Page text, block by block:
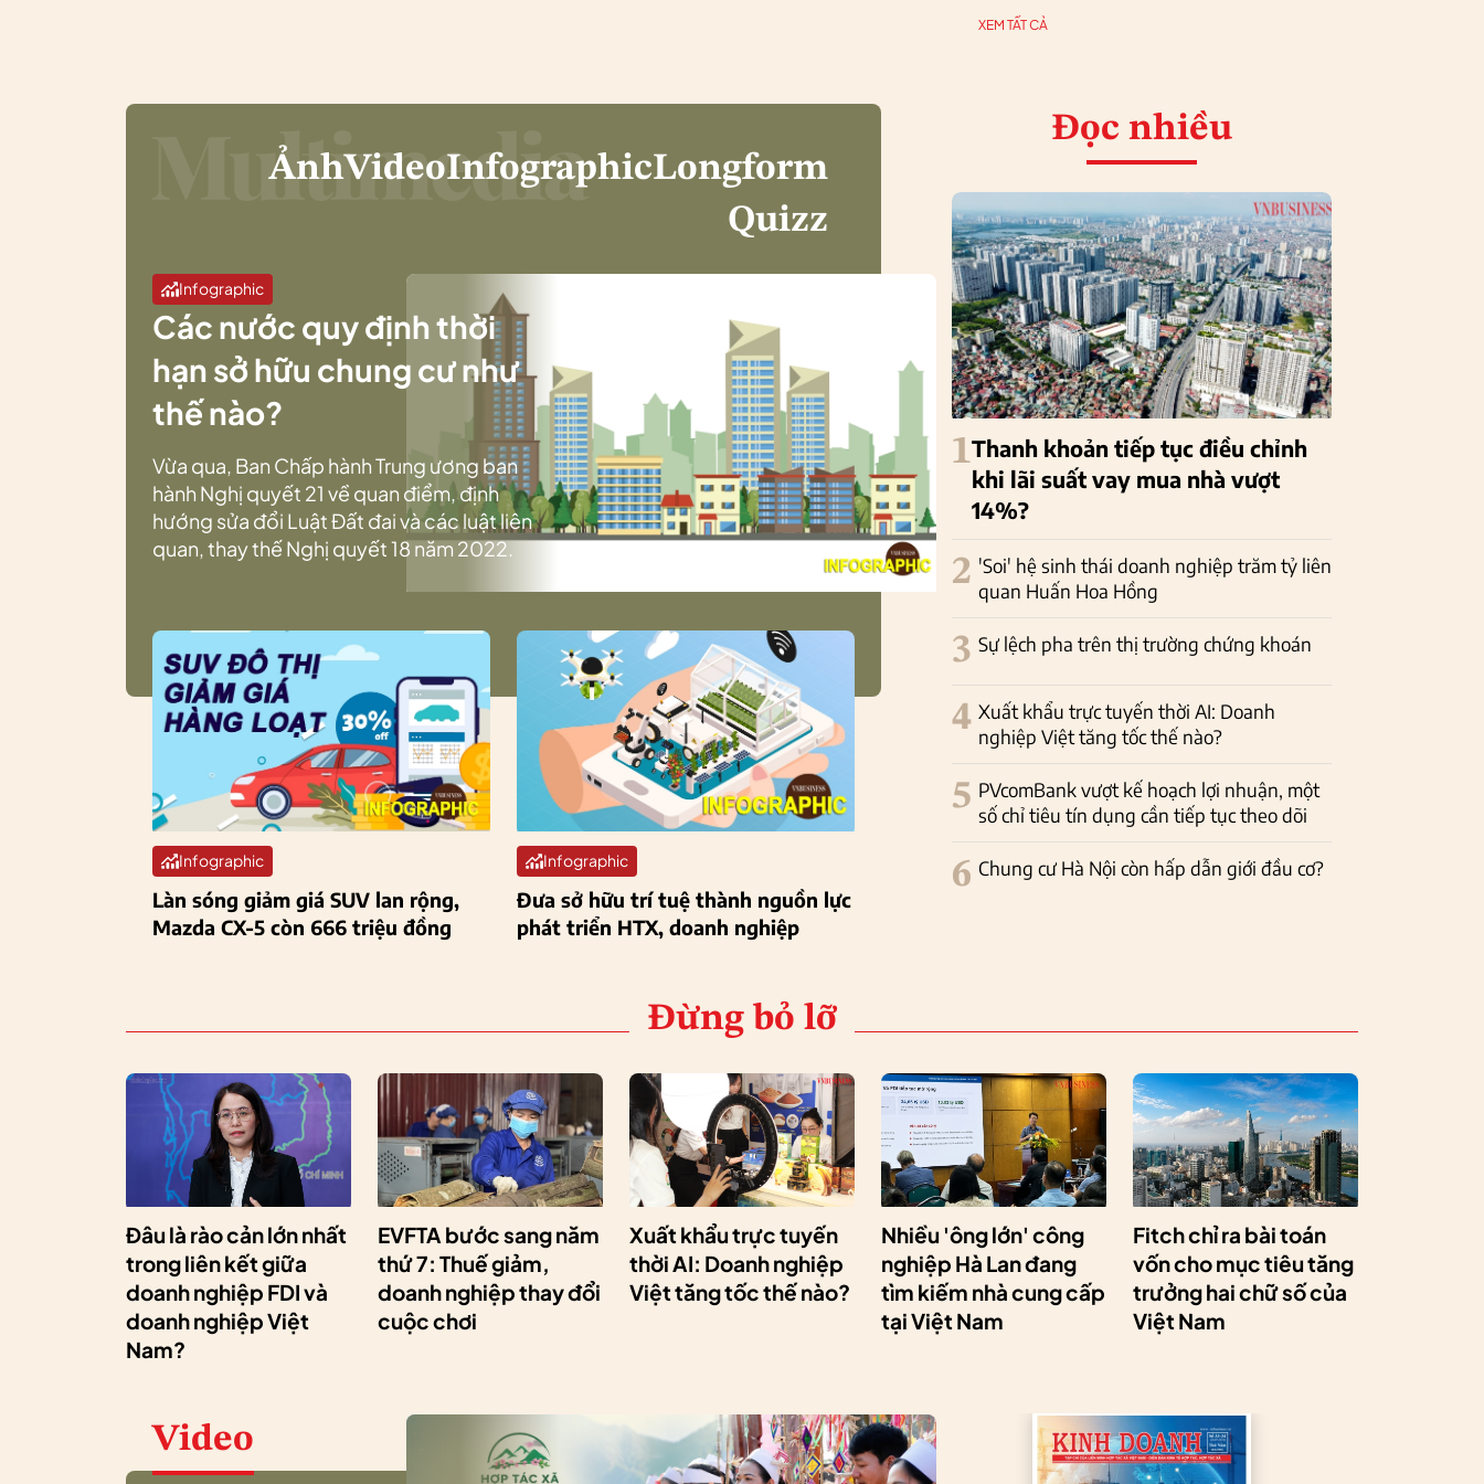
XEM TẤT CẢ
ẢnhVideoInfographicLongform
Quizz
Infographic
Các nước quy định thời
hạn sở hữu chung cư như
thế nào?
Vừa qua, Ban Chấp hành Trung ương ban
hành Nghị quyết 21 về quan điểm, định
hướng sửa đổi Luật Đất đai và các luật liên
quan, thay thế Nghị quyết 18 năm 2022.
Infographic
Làn sóng giảm giá SUV lan rộng,
Mazda CX-5 còn 666 triệu đồng
Infographic
Đưa sở hữu trí tuệ thành nguồn lực
phát triển HTX, doanh nghiệp
Đọc nhiều
1Thanh khoản tiếp tục điều chỉnh
khi lãi suất vay mua nhà vượt
14%?
2 'Soi' hệ sinh thái doanh nghiệp trăm tỷ liên
quan Huấn Hoa Hồng
3 Sự lệch pha trên thị trường chứng khoán
4 Xuất khẩu trực tuyến thời AI: Doanh
nghiệp Việt tăng tốc thế nào?
5 PVcomBank vượt kế hoạch lợi nhuận, một
số chỉ tiêu tín dụng cần tiếp tục theo dõi
6 Chung cư Hà Nội còn hấp dẫn giới đầu cơ?
Đừng bỏ lỡ
Đâu là rào cản lớn nhất
trong liên kết giữa
doanh nghiệp FDI và
doanh nghiệp Việt
Nam?
EVFTA bước sang năm
thứ 7: Thuế giảm,
doanh nghiệp thay đổi
cuộc chơi
Xuất khẩu trực tuyến
thời AI: Doanh nghiệp
Việt tăng tốc thế nào?
Nhiều 'ông lớn' công
nghiệp Hà Lan đang
tìm kiếm nhà cung cấp
tại Việt Nam
Fitch chỉ ra bài toán
vốn cho mục tiêu tăng
trưởng hai chữ số của
Việt Nam
Video